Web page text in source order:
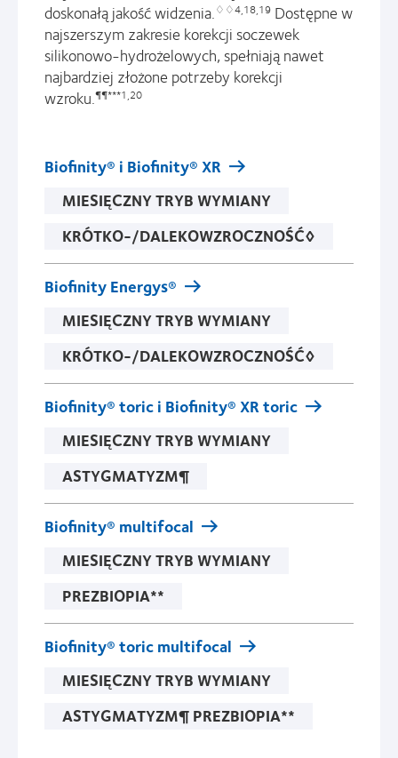
doskonałą jakość widzenia.♢♢4,18,19 Dostępne w
najszerszym zakresie korekcji soczewek
silikonowo-hydrożelowych, spełniają nawet
najbardziej złożone potrzeby korekcji
wzroku.¶¶***1,20
Biofinity® i Biofinity® XR
MIESIĘCZNY TRYB WYMIANY
KRÓTKO-/DALEKOWZROCZNOŚĆ◊
Biofinity Energys®
MIESIĘCZNY TRYB WYMIANY
KRÓTKO-/DALEKOWZROCZNOŚĆ◊
Biofinity® toric i Biofinity® XR toric
MIESIĘCZNY TRYB WYMIANY
ASTYGMATYZM¶
Biofinity® multifocal
MIESIĘCZNY TRYB WYMIANY
PREZBIOPIA**
Biofinity® toric multifocal
MIESIĘCZNY TRYB WYMIANY
ASTYGMATYZM¶ PREZBIOPIA**